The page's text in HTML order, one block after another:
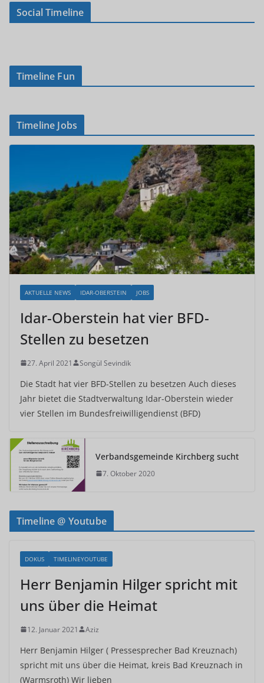
Social Timeline
Timeline Fun
Timeline Jobs
AKTUELLE NEWS IDAR-OBERSTEIN JOBS
Idar-Oberstein hat vier BFD-
Stellen zu besetzen
27. April 2021 Songül Sevindik
Die Stadt hat vier BFD-Stellen zu besetzen Auch dieses
Jahr bietet die Stadtverwaltung Idar-Oberstein wieder
vier Stellen im Bundesfreiwilligendienst (BFD)
Verbandsgemeinde Kirchberg sucht
7. Oktober 2020
Timeline @ Youtube
DOKUS TIMELINEYOUTUBE
Herr Benjamin Hilger spricht mit
uns über die Heimat
12. Januar 2021 Aziz
Herr Benjamin Hilger ( Pressesprecher Bad Kreuznach)
spricht mit uns über die Heimat, kreis Bad Kreuznach in
(Warmsroth) Wir lieben